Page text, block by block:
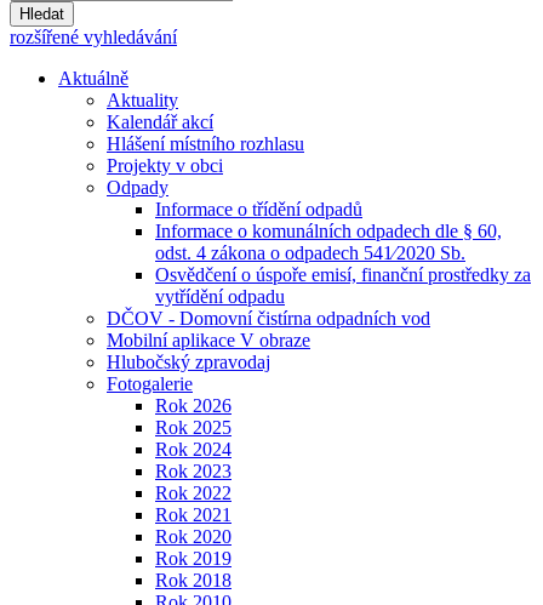
Hledat
rozšířené vyhledávání
Aktuálně
Aktuality
Kalendář akcí
Hlášení místního rozhlasu
Projekty v obci
Odpady
Informace o třídění odpadů
Informace o komunálních odpadech dle § 60,
odst. 4 zákona o odpadech 541⁄2020 Sb.
Osvědčení o úspoře emisí, finanční prostředky za
vytřídění odpadu
DČOV - Domovní čistírna odpadních vod
Mobilní aplikace V obraze
Hlubočský zpravodaj
Fotogalerie
Rok 2026
Rok 2025
Rok 2024
Rok 2023
Rok 2022
Rok 2021
Rok 2020
Rok 2019
Rok 2018